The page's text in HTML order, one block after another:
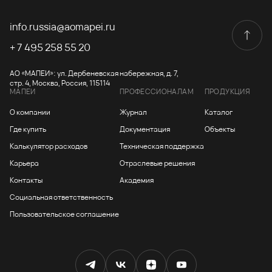
info.russia@aomapei.ru
+ 7 495 258 55 20
АО «МАПЕИ»: ул. Дербеневская набережная, д. 7,
стр. 4, Москва, Россия, 115114
МАПЕИ
О компании
Где купить
Калькулятор расходов
Карьера
Контакты
Социальная ответственность
Пользовательское соглашение
ПРОФЕССИОНАЛАМ
Журнал
Документация
Техническая поддержка
Отраслевые решения
Академия
ПРОДУКЦИЯ
Каталог
Объекты